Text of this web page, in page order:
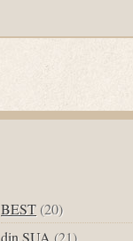
BEST (20)
din SUA (21)